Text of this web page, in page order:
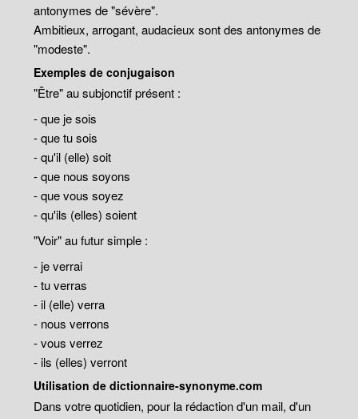
antonymes de "sévère".
Ambitieux, arrogant, audacieux sont des antonymes de
"modeste".
Exemples de conjugaison
"Être" au subjonctif présent :
- que je sois
- que tu sois
- qu'il (elle) soit
- que nous soyons
- que vous soyez
- qu'ils (elles) soient
"Voir" au futur simple :
- je verrai
- tu verras
- il (elle) verra
- nous verrons
- vous verrez
- ils (elles) verront
Utilisation de dictionnaire-synonyme.com
Dans votre quotidien, pour la rédaction d'un mail, d'un